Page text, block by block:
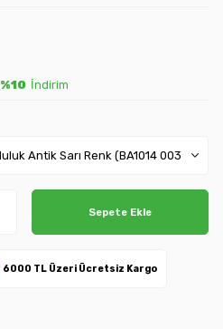
%10 İndirim
Sepete Ekle
6000 TL Üzeri Ücretsiz Kargo